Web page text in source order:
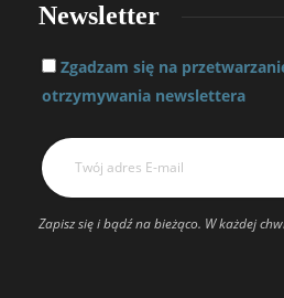
Newsletter
Zgadzam się na
otrzymywania newslettera
Zapisz się i bądź na bieżąco. W każdej